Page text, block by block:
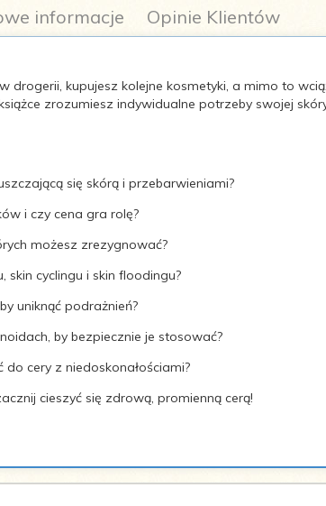
informacje Opinie Klientów
drogerii, kupujesz kolejne kosmetyki, a mimo to
zrozumiesz indywidualne potrzeby swojej
się skórą i przebarwieniami?
i czy cena gra rolę?
możesz zrezygnować?
cyclingu i skin floodingu?
uniknąć podrażnień?
by bezpiecznie je stosować?
cery z niedoskonałościami?
cieszyć się zdrową, promienną cerą!